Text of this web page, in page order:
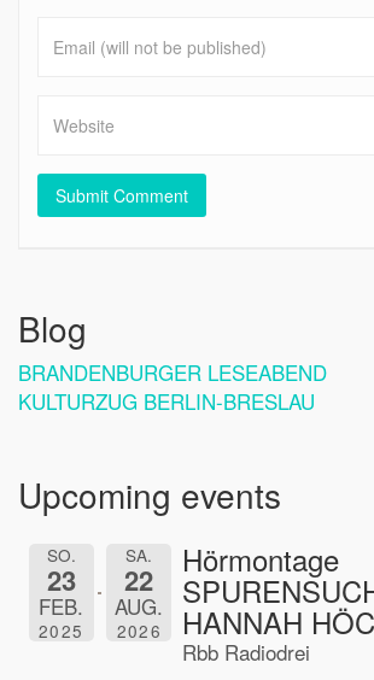
Blog
BRANDENBURGER LESEABEND
KULTURZUG BERLIN-BRESLAU
Upcoming events
SO.
23
FEB.
2025
SA.
22
AUG.
2026
Hörmontage
HANNAH
Rbb Radiodrei